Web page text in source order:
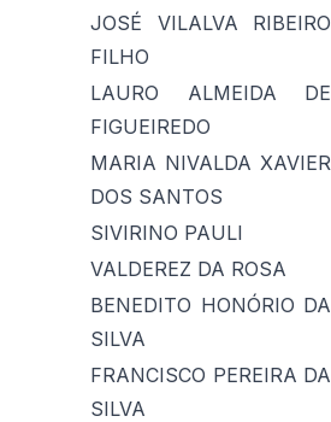
JOSÉ VILALVA RIBEIRO
FILHO
LAURO ALMEIDA DE
FIGUEIREDO
MARIA NIVALDA XAVIER
DOS SANTOS
SIVIRINO PAULI
VALDEREZ DA ROSA
BENEDITO HONÓRIO DA
SILVA
FRANCISCO PEREIRA DA
SILVA